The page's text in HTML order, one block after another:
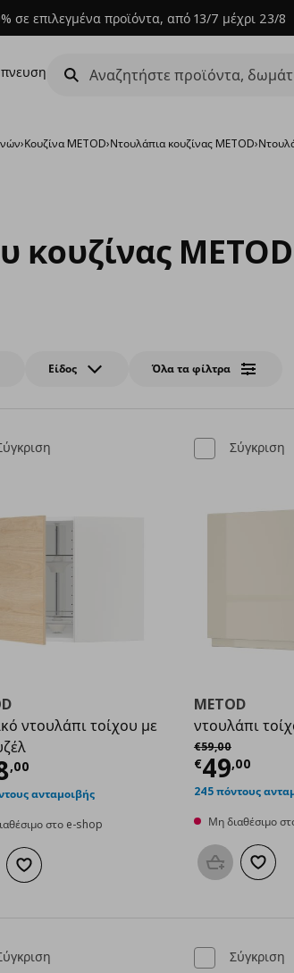
σε επιλεγμένα προϊόντα, από 13/7 μέχρι 23/8
›Κουζίνα METOD›Ντουλάπια κουζίνας METOD›
κουζίνας METOD
Είδος Όλα τα φίλτρα
ντουλάπι τοίχου με
,00 τιμή € 178,00
ανταμοιβής
στο e-shop
στο καλάθι
Προσθήκη στα αγαπημένα
Σύγκριση
METOD
ντουλάπι
€59,00
Αρχική τιμή
€49,00
245 πόντους
Μη διαθέσιμο
Προσθήκη στο
Σύγκριση